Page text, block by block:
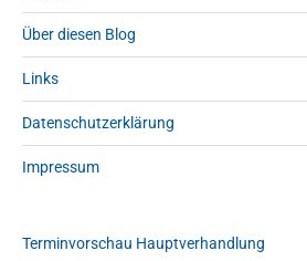
Über diesen Blog
Links
Datenschutzerklärung
Impressum
Terminvorschau Hauptverhandlung